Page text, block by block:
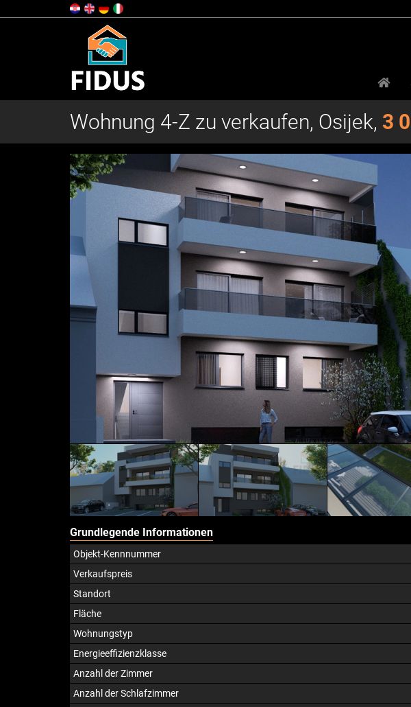
Wohnung 4-Z zu verkaufen, Osijek, 3
Grundlegende Informationen
Objekt-Kennnummer
Verkaufspreis
Standort
Fläche
Wohnungstyp
Energieeffizienzklasse
Anzahl der Zimmer
Anzahl der Schlafzimmer